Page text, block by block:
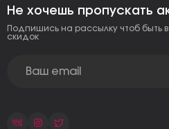
Не хочешь пропускать
Подпишись на рассылку чтоб быть
скидок